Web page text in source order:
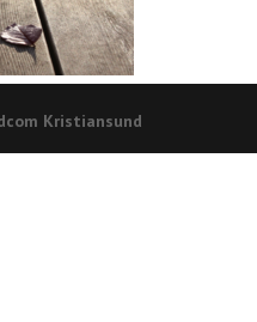
Kristiansund